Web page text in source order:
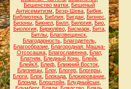
Бешенство матки Бешеный
Антисемитизм
Беэр-Шева Бибик
Библиотека Библия Бигдан Бизнес
Бизоны Бикнел Билл Билогия Био
Биология, Бирюлёво, Бисмарк, Бита,
Битлы Благовещенск
Благодарность, Благодетель,
Благообразие Благородная. Машка-
Отсосашка, Благославенна, Блат,
Блатняк Бледный Конь Блейк
БлейкХ Блеф Ближний Восток
Близнецы, Блог, Блогер, Блогеры,
Блоги Блок Блокада Блокирование
Блонди Блоштейн Блудныйсын